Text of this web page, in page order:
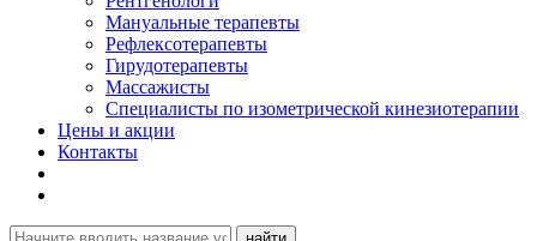
Мануальные терапевты
Рефлексотерапевты
Гирудотерапевты
Массажисты
Специалисты по изометрической кинезиотерапии
Цены и акции
Контакты